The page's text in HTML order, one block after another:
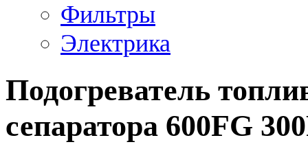
Фильтры
Электрика
Подогреватель
сепаратора 600FG